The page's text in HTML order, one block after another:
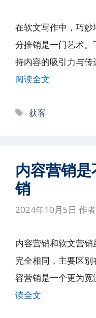
在软文写作中，巧
分推销是一门艺术
持内容的吸引力与
阅读全文
标
获客
内容营销
销
2024年10月5日 作者
内容营销和软文营
完全相同，主要区
容营销是一个更为
读全文